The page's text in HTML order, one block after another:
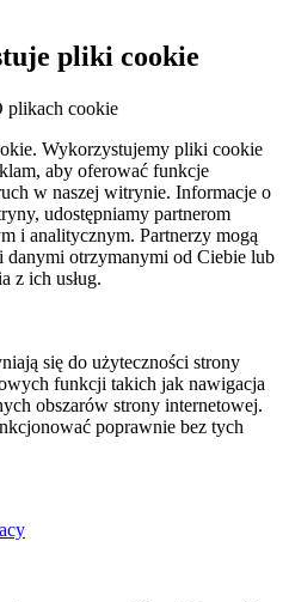
pliki cookie
plikach cookie
Wykorzystujemy pliki cookie
aby oferować funkcje
w naszej witrynie. Informacje o
udostępniamy partnerom
i analitycznym. Partnerzy mogą
danymi otrzymanymi od Ciebie lub
z ich usług.
się do użyteczności strony
funkcji takich jak nawigacja
obszarów strony internetowej.
poprawnie bez tych